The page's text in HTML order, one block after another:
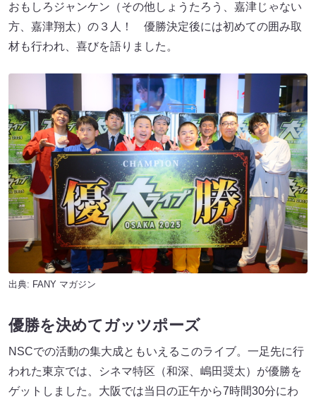
おもしろジャンケン（その他しょうたろう、嘉津じゃない
方、嘉津翔太）の３人！ 優勝決定後には初めての囲み取
材も行われ、喜びを語りました。
出典: FANY マガジン
優勝を決めてガッツポーズ
NSCでの活動の集大成ともいえるこのライブ。一足先に行
われた東京では、シネマ特区（和深、嶋田奨太）が優勝を
ゲットしました。大阪では当日の正午から7時間30分にわ